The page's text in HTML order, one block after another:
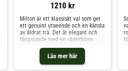
1210 kr
Läs mer här
Milton är ett klassiskt val som ger
ett genuint utseende och en känsla
av åldrat trä. Det är elegant och
fängslande med en väderbiten
touch. Den slående blandningen av
naturliga nyanser och varma
undertoner innebär att det
smickrar alla färger i ditt hem,